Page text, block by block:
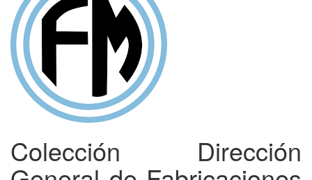
Colección Dirección